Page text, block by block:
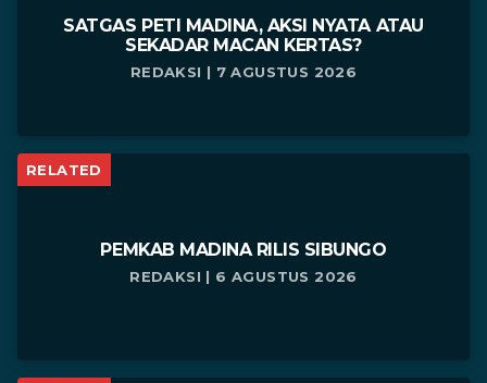
SATGAS PETI MADINA, AKSI NYATA ATAU
SEKADAR MACAN KERTAS?
REDAKSI | 7 AGUSTUS 2026
RELATED
PEMKAB MADINA RILIS SIBUNGO
REDAKSI | 6 AGUSTUS 2026